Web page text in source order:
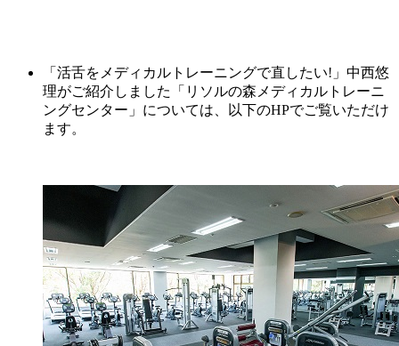
「活舌をメディカルトレーニングで直したい!」中西悠
理がご紹介しました「リソルの森メディカルトレーニ
ングセンター」については、以下のHPでご覧いただけ
ます。